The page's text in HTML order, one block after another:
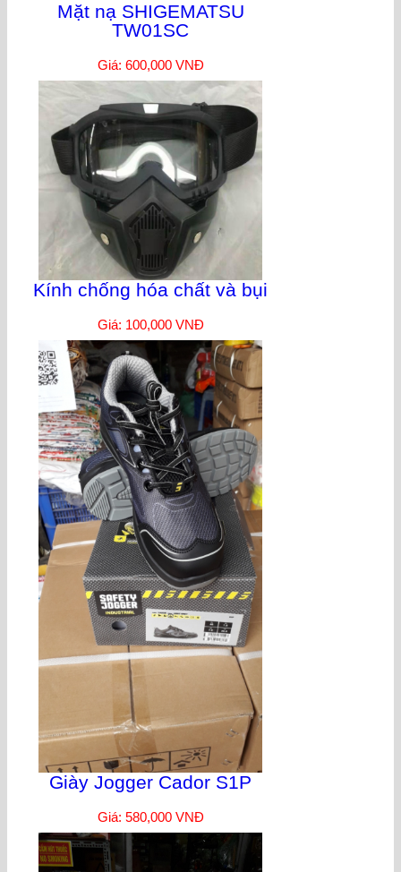
Mặt nạ SHIGEMATSU
TW01SC
Giá: 600,000 VNĐ
Kính chống hóa chất và bụi
Giá: 100,000 VNĐ
Giày Jogger Cador S1P
Giá: 580,000 VNĐ